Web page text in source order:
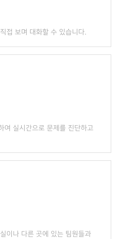
접 보며 대화할 수 있습니다.
여 실시간으로 문제를 진단하고
이나 다른 곳에 있는 팀원들과